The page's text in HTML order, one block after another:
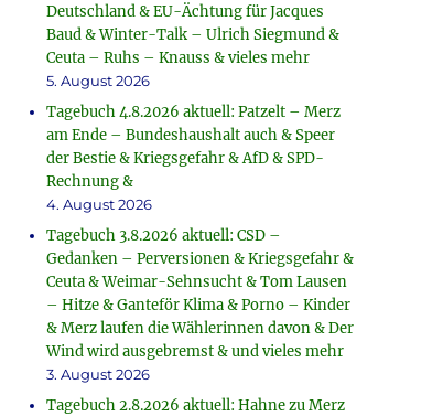
Deutschland & EU-Ächtung für Jacques
Baud & Winter-Talk – Ulrich Siegmund &
Ceuta – Ruhs – Knauss & vieles mehr
5. August 2026
Tagebuch 4.8.2026 aktuell: Patzelt – Merz
am Ende – Bundeshaushalt auch & Speer
der Bestie & Kriegsgefahr & AfD & SPD-
Rechnung &
4. August 2026
Tagebuch 3.8.2026 aktuell: CSD –
Gedanken – Perversionen & Kriegsgefahr &
Ceuta & Weimar-Sehnsucht & Tom Lausen
– Hitze & Ganteför Klima & Porno – Kinder
& Merz laufen die Wählerinnen davon & Der
Wind wird ausgebremst & und vieles mehr
3. August 2026
Tagebuch 2.8.2026 aktuell: Hahne zu Merz